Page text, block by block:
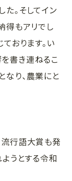
。そしてイン
得もアリでし
おります。い
書き連ねるこ
なり、農業にと
流行語大賞も発
ようとする令和